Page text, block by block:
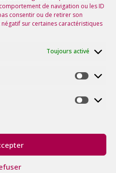
de navigation ou les ID
consentir ou de retirer son
sur certaines caractéristiques
Toujours activé